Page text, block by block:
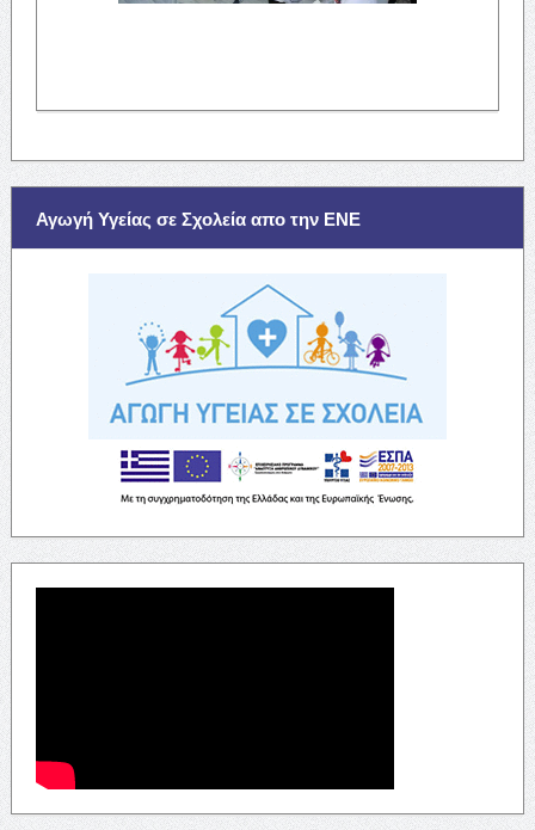
Αγωγή Υγείας σε Σχολεία απο την ΕΝΕ